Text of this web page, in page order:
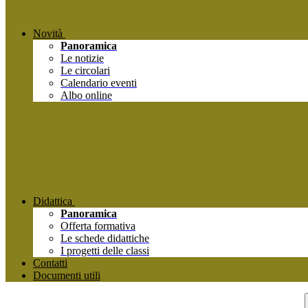
Novità
Panoramica
Le notizie
Le circolari
Calendario eventi
Albo online
Didattica
Panoramica
Offerta formativa
Le schede didattiche
I progetti delle classi
Contatti
Documenti utili